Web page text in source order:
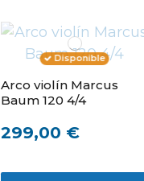
Disponible
Arco violín Marcus
Baum 120 4/4
299,00 €